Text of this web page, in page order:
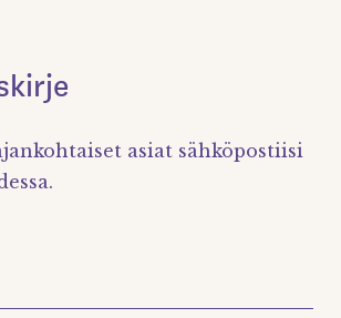
asiat sähköpostiisi